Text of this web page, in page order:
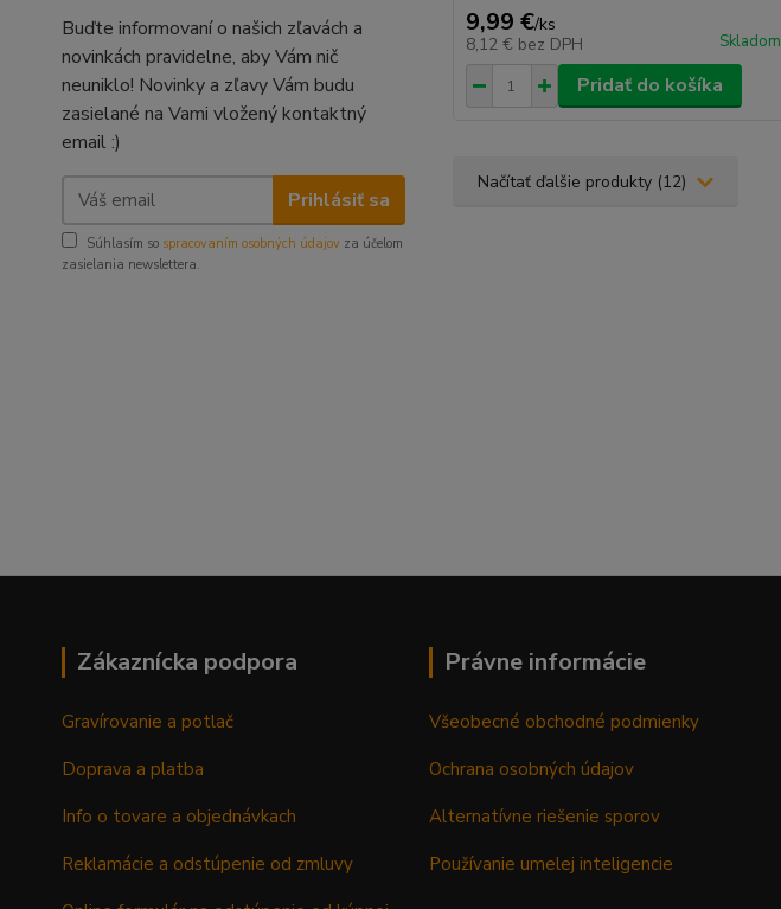
Buďte informovaní o našich zľavách a
novinkách pravidelne, aby Vám nič
neuniklo! Novinky a zľavy Vám budu
zasielané na Vami vložený kontaktný
email :)
Prihlásiť sa
Súhlasím so spracovaním osobných údajov za účelom
zasielania newslettera.
9,99 €/ks
8,12 € bez DPH Skladom
Pridať do košíka
Načítať ďalšie produkty (12)
Zákaznícka podpora
Gravírovanie a potlač
Doprava a platba
Info o tovare a objednávkach
Reklamácie a odstúpenie od zmluvy
Právne informácie
Všeobecné obchodné podmienky
Ochrana osobných údajov
Alternatívne riešenie sporov
Používanie umelej inteligencie